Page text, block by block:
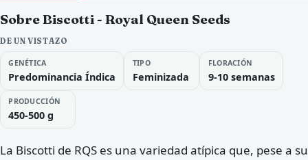
Sobre Biscotti - Royal Queen Seeds
DE UN VISTAZO
GENÉTICA
Predominancia Índica
TIPO
Feminizada
FLORACIÓN
9-10 semanas
PRODUCCIÓN
450-500 g
La Biscotti de RQS es una variedad atípica que, pese a su